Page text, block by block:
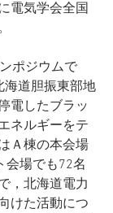
電気学会全国
ポジウムで
海道胆振東部地
電したブラッ
ネルギーをテ
Ａ棟の本会場
会場でも72名
，北海道電力
けた活動につ